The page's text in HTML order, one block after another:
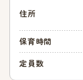
住所
保育時間
定員数